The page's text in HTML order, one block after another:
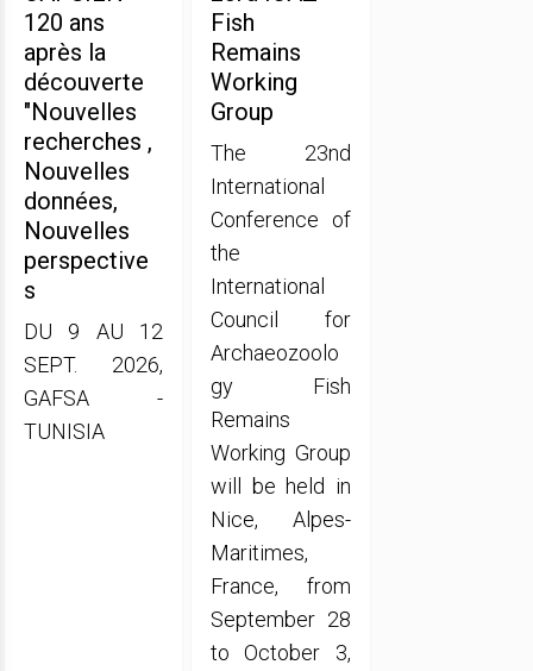
120 ans
après la
découverte
"Nouvelles
recherches ,
Nouvelles
données,
Nouvelles
perspective
s
DU 9 AU 12
SEPT. 2026,
GAFSA -
TUNISIA
Fish
Remains
Working
Group
The 23nd
International
Conference of
the
International
Council for
Archaeozoolo
gy Fish
Remains
Working Group
will be held in
Nice, Alpes-
Maritimes,
France, from
September 28
to October 3,